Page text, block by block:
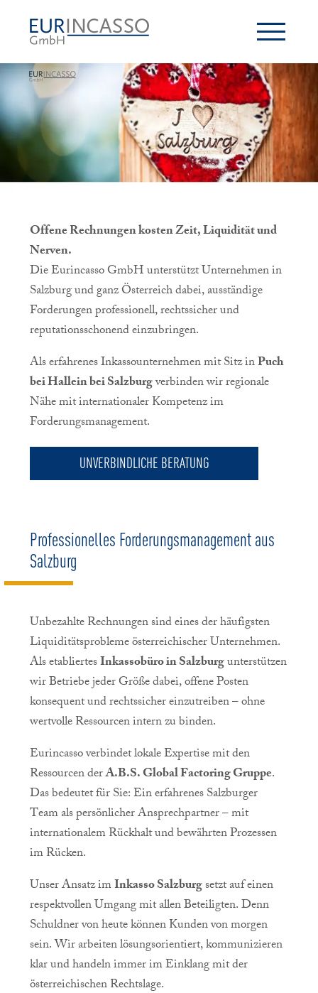
Offene Rechnungen kosten Zeit, Liquidität und
Nerven.
Die Eurincasso GmbH unterstützt Unternehmen in
Salzburg und ganz Österreich dabei, ausständige
Forderungen professionell, rechtssicher und
reputationsschonend einzubringen.
Als erfahrenes Inkassounternehmen mit Sitz inPuch
bei Hallein bei Salzburgverbinden wir regionale
Nähe mit internationaler Kompetenz im
Forderungsmanagement.
UNVERBINDLICHE BERATUNG
Professionelles Forderungsmanagement aus
Salzburg
Unbezahlte Rechnungen sind eines der häufigsten
Liquiditätsprobleme österreichischer Unternehmen.
Als etabliertesInkassobüro in Salzburgunterstützen
wir Betriebe jeder Größe dabei, offene Posten
konsequent und rechtssicher einzutreiben – ohne
wertvolle Ressourcen intern zu binden.
Eurincasso verbindet lokale Expertise mit den
Ressourcen derA.B.S. Global Factoring Gruppe.
Das bedeutet für Sie: Ein erfahrenes Salzburger
Team als persönlicher Ansprechpartner – mit
internationalem Rückhalt und bewährten Prozessen
im Rücken.
Unser Ansatz imInkasso Salzburgsetzt auf einen
respektvollen Umgang mit allen Beteiligten. Denn
Schuldner von heute können Kunden von morgen
sein. Wir arbeiten lösungsorientiert, kommunizieren
klar und handeln immer im Einklang mit der
österreichischen Rechtslage.